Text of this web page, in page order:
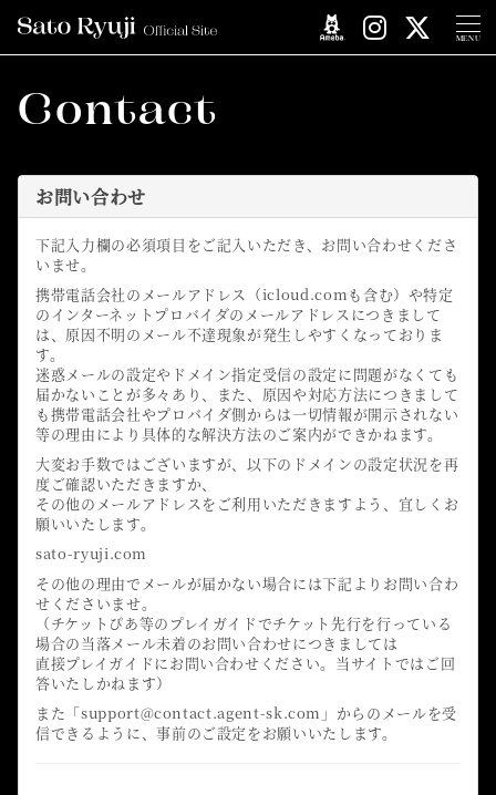
MENU
Contact
お問い合わせ
下記入力欄の必須項目をご記入いただき、お問い合わせくださ
いませ。
携帯電話会社のメールアドレス（icloud.comも含む）や特定
のインターネットプロバイダのメールアドレスにつきまして
は、原因不明のメール不達現象が発生しやすくなっておりま
す。
迷惑メールの設定やドメイン指定受信の設定に問題がなくても
届かないことが多々あり、また、原因や対応方法につきまして
も携帯電話会社やプロバイダ側からは一切情報が開示されない
等の理由により具体的な解決方法のご案内ができかねます。
大変お手数ではございますが、以下のドメインの設定状況を再
度ご確認いただきますか、
その他のメールアドレスをご利用いただきますよう、宜しくお
願いいたします。
sato-ryuji.com
その他の理由でメールが届かない場合には下記よりお問い合わ
せくださいませ。
（チケットぴあ等のプレイガイドでチケット先行を行っている
場合の当落メール未着のお問い合わせにつきましては
直接プレイガイドにお問い合わせください。当サイトではご回
答いたしかねます）
また「support@contact.agent-sk.com」からのメールを受
信できるように、事前のご設定をお願いいたします。